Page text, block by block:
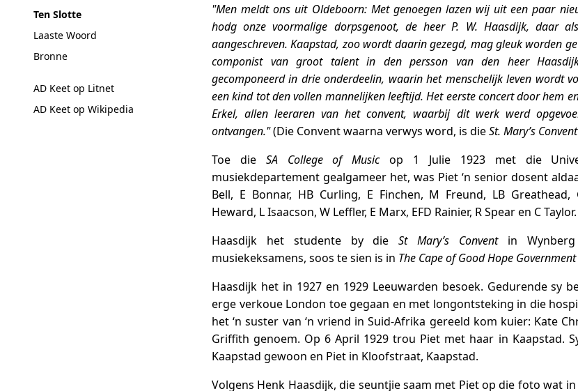
Ten Slotte
Laaste Woord
Bronne
AD Keet op Litnet
AD Keet op Wikipedia
"Men meldt ons uit Oldeboorn: Met genoegen lazen wij uit een paar
hodg onze voormalige dorpsgenoot, de heer P. W. Haasdijk, daar
aangeschreven. Kaapstad, zoo wordt daarin gezegd, mag gleuk worden
componist van groot talent in den persson van den heer
gecomponeerd in drie onderdeelin, waarin het menschelijk leven wordt
een kind tot den vollen mannelijken leeftijd. Het eerste concert door hem
Erkel, allen leeraren van het convent, waarbij dit werk werd
ontvangen."(Die Convent waarna verwys word, is dieSt. Mary’s Convent
Toe die SA College of Musicop 1 Julie 1923 met die
musiekdepartement gealgameer het, was Piet ‘n senior dosent
Bell, E Bonnar, HB Curling, E Finchen, M Freund, LB Greathead,
Heward, L Isaacson, W Leffler, E Marx, EFD Rainier, R Spear en C Taylor.
Haasdijk het studente by dieSt Mary’s Conventin Wynberg
musiekeksamens, soos te sien is in The Cape of Good Hope
Haasdijk het in 1927 en 1929 Leeuwarden besoek. Gedurende sy
erge verkoue London toe gegaan en met longontsteking in die
het ‘n suster van ‘n vriend in Suid-Afrika gereeld kom kuier: Kate
Griffith genoem. Op 6 April 1929 trou Piet met haar in Kaapstad.
Kaapstad gewoon en Piet in Kloofstraat, Kaapstad.
Volgens Henk Haasdijk, die seuntjie saam met Piet op die foto wat